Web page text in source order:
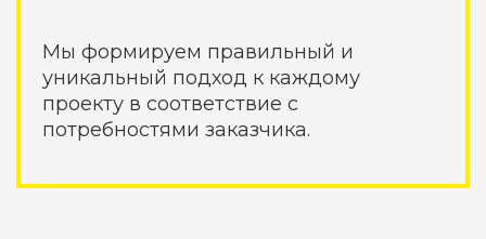
Мы формируем правильный и
уникальный подход к каждому
проекту в соответствие с
потребностями заказчика.